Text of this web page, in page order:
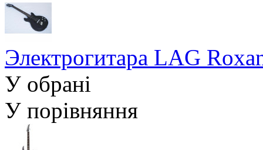
Электрогитара LAG
У обрані
У порівняння